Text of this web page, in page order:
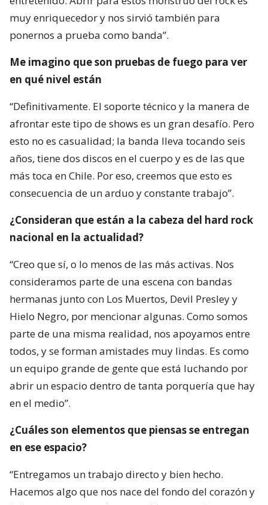
muy enriquecedor y nos sirvió también para
ponernos a prueba como banda”.
Me imagino que son pruebas de fuego para ver
en qué nivel están
“Definitivamente. El soporte técnico y la manera de
afrontar este tipo de shows es un gran desafío. Pero
esto no es casualidad; la banda lleva tocando seis
años, tiene dos discos en el cuerpo y es de las que
más toca en Chile. Por eso, creemos que esto es
consecuencia de un arduo y constante trabajo”.
¿Consideran que están a la cabeza del hard rock
nacional en la actualidad?
“Creo que sí, o lo menos de las más activas. Nos
consideramos parte de una escena con bandas
hermanas junto con Los Muertos, Devil Presley y
Hielo Negro, por mencionar algunas. Como somos
parte de una misma realidad, nos apoyamos entre
todos, y se forman amistades muy lindas. Es como
un equipo grande de gente que está luchando por
abrir un espacio dentro de tanta porquería que hay
en el medio”.
¿Cuáles son elementos que piensas se entregan
en ese espacio?
“Entregamos un trabajo directo y bien hecho.
Hacemos algo que nos nace del fondo del corazón y